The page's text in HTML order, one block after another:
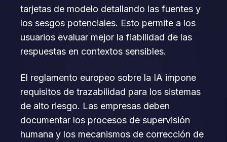
tarjetas de modelo detallando las fuentes y
los sesgos potenciales. Esto permite a los
usuarios evaluar mejor la fiabilidad de las
respuestas en contextos sensibles.
El reglamento europeo sobre la IA impone
requisitos de trazabilidad para los sistemas
de alto riesgo. Las empresas deben
documentar los procesos de supervisión
humana y los mecanismos de corrección de